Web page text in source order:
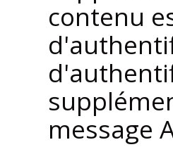
contenu
message